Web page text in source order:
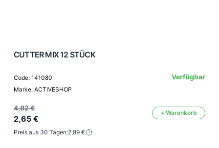
CUTTER MIX 12 STÜCK
Code: 141080
Marke: ACTIVESHOP
Verfügbar
4,82 €
2,65 €
+ Warenkorb
Preis aus 30 Tagen:2,89 €